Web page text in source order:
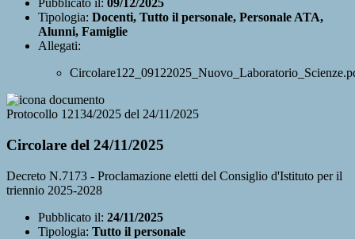
Pubblicato il: 09/12/2025
Tipologia: Docenti, Tutto il personale, Personale ATA,
Alunni, Famiglie
Allegati:
Protocollo 12134/2025 del 24/11/2025
Circolare del 24/11/2025
Decreto N.7173 - Proclamazione eletti del Consiglio d'Istituto per il
triennio 2025-2028
Pubblicato il: 24/11/2025
Tipologia: Tutto il personale